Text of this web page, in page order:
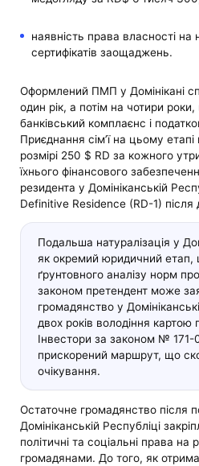
наявність права власності на
сертифікатів заощаджень.
Оформлений ПМП у Домінікані
один рік, а потім на чотири
банківський комплаєнс і
Приєднання сім’ї на цьому
розмірі 250 $ RD за кожного
їхнього фінансового
резидента у Домініканській
Definitive Residence (RD-1) після
Подальша натуралізація у
як окремий юридичний етап,
ґрунтовного аналізу норм
законом претендент може
громадянство у
двох років володіння картою
Інвестори за законом №
прискорений маршрут, що
очікування.
Остаточне громадянство після
Домініканській Республіці
політичні та соціальні права на
громадянами. До того, як